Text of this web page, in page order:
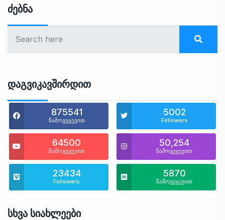
Ძებნა
Დაგვიკავშირდით
875541
წამოგვყევით
5002
Followers
64500
წამოგვყევით
50,254
წამოგვყევით
23434
Followers
5870
წამოგვყევით
Სხვა Სიახლეები